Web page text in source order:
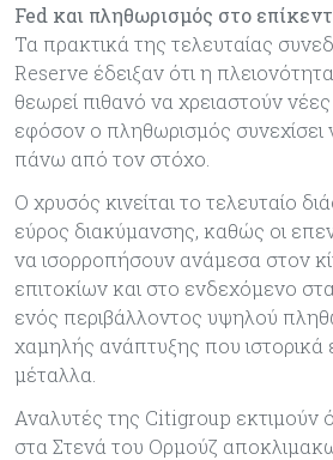
Fed και πληθωρισμός στο
Τα πρακτικά της τελευταίας
Reserve έδειξαν ότι η
θεωρεί πιθανό να χρειαστούν
εφόσον ο πληθωρισμός συνεχίσει
πάνω από τον στόχο.
Ο χρυσός κινείται το τελευταίο
εύρος διακύμανσης, καθώς οι
να ισορροπήσουν ανάμεσα στον
επιτοκίων και στο ενδεχόμενο
ενός περιβάλλοντος υψηλού
χαμηλής ανάπτυξης που ιστορικά
μέταλλα.
Αναλυτές της Citigroup εκτιμούν
στα Στενά του Ορμούζ